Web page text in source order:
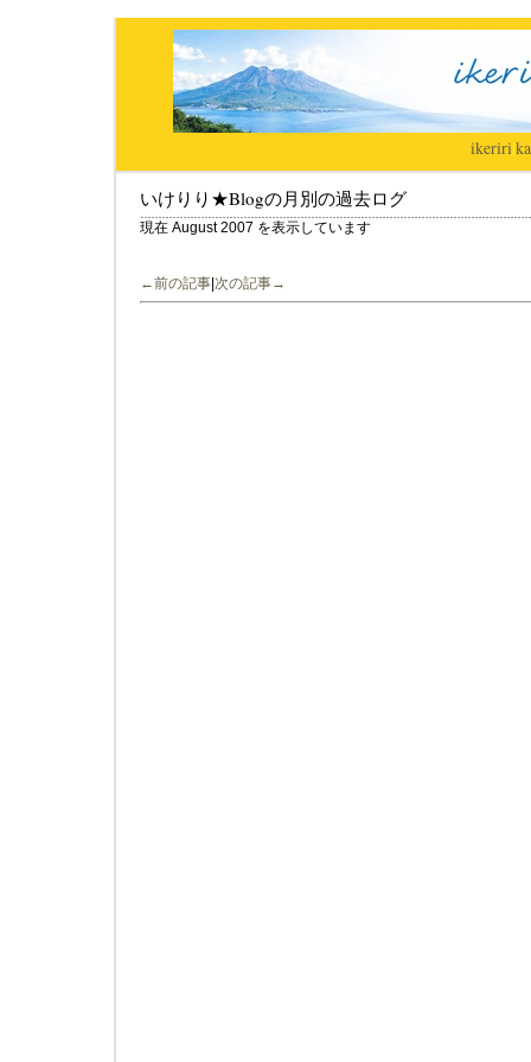
ikeriri|
いけりり★Blogの月別の過去ログ
現在 August 2007 を表示しています
←前の記事 次の記事→